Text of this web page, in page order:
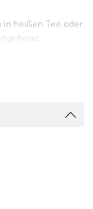
in heißen Tee oder
Honig von
die
Inhaltsstoff in